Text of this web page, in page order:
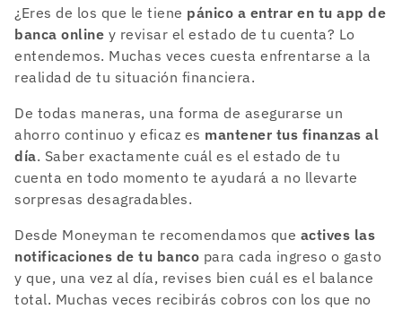
¿Eres de los que le tiene pánico a entrar en tu app de
banca online y revisar el estado de tu cuenta? Lo
entendemos. Muchas veces cuesta enfrentarse a la
realidad de tu situación financiera.
De todas maneras, una forma de asegurarse un
ahorro continuo y eficaz es mantener tus finanzas al
día. Saber exactamente cuál es el estado de tu
cuenta en todo momento te ayudará a no llevarte
sorpresas desagradables.
Desde Moneyman te recomendamos que actives las
notificaciones de tu banco para cada ingreso o gasto
y que, una vez al día, revises bien cuál es el balance
total. Muchas veces recibirás cobros con los que no